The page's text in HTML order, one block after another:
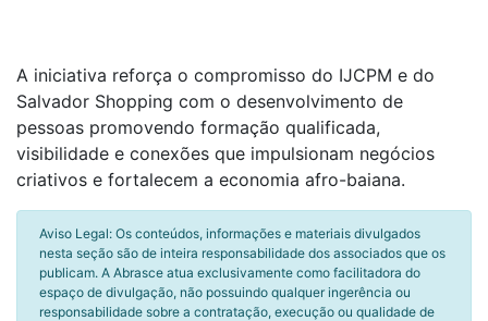
A iniciativa reforça o compromisso do IJCPM e do
Salvador Shopping com o desenvolvimento de
pessoas promovendo formação qualificada,
visibilidade e conexões que impulsionam negócios
criativos e fortalecem a economia afro-baiana.
Aviso Legal: Os conteúdos, informações e materiais divulgados
nesta seção são de inteira responsabilidade dos associados que os
publicam. A Abrasce atua exclusivamente como facilitadora do
espaço de divulgação, não possuindo qualquer ingerência ou
responsabilidade sobre a contratação, execução ou qualidade de